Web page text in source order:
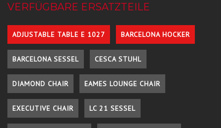
VERFÜGBARE ERSATZTEILE
ADJUSTABLE TABLE E 1027 BARCELONA HOCKER
BARCELONA SESSEL CESCA STUHL
DIAMOND CHAIR EAMES LOUNGE CHAIR
EXECUTIVE CHAIR LC 21 SESSEL